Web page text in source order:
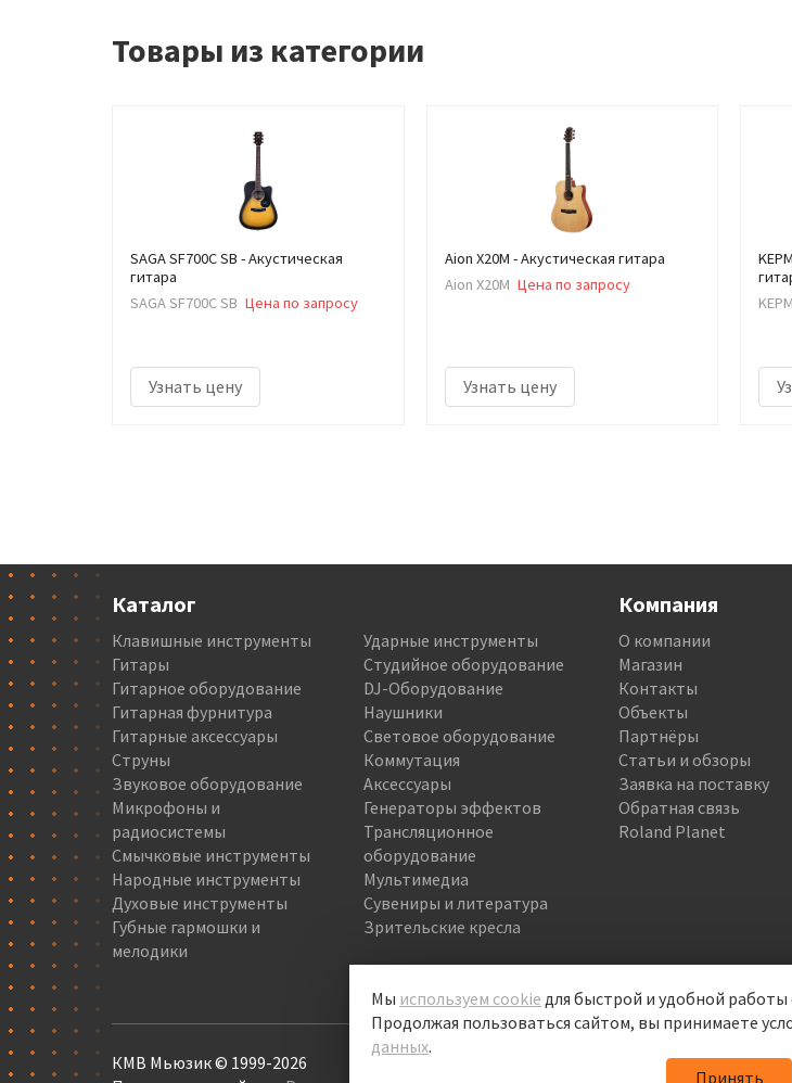
Товары из категории
SAGA SF700C SB - Акустическая
гитара
SAGA SF700C SB Цена по запросу
Узнать цену
Aion X20M - Акустическая гитара
Aion X20M Цена по запросу
Узнать цену
Каталог
Клавишные инструменты
Гитары
Гитарное оборудование
Гитарная фурнитура
Гитарные аксессуары
Струны
Звуковое оборудование
Микрофоны и
радиосистемы
Смычковые инструменты
Народные инструменты
Духовые инструменты
Губные гармошки и
мелодики
Ударные инструменты
Студийное оборудование
DJ-Оборудование
Наушники
Световое оборудование
Коммутация
Аксессуары
Генераторы эффектов
Трансляционное
оборудование
Мультимедиа
Сувениры и литература
Зрительские кресла
Компания
О компании
Магазин
Контакты
Объекты
Партнёры
Статьи и обзоры
Заявка на поставку
Обратная связь
Roland Planet
КМВ Мьюзик © 1999-2026
Мы используем cookie для быстрой и удобной
Продолжая пользоваться сайтом, вы принимаете
данных.
Принять